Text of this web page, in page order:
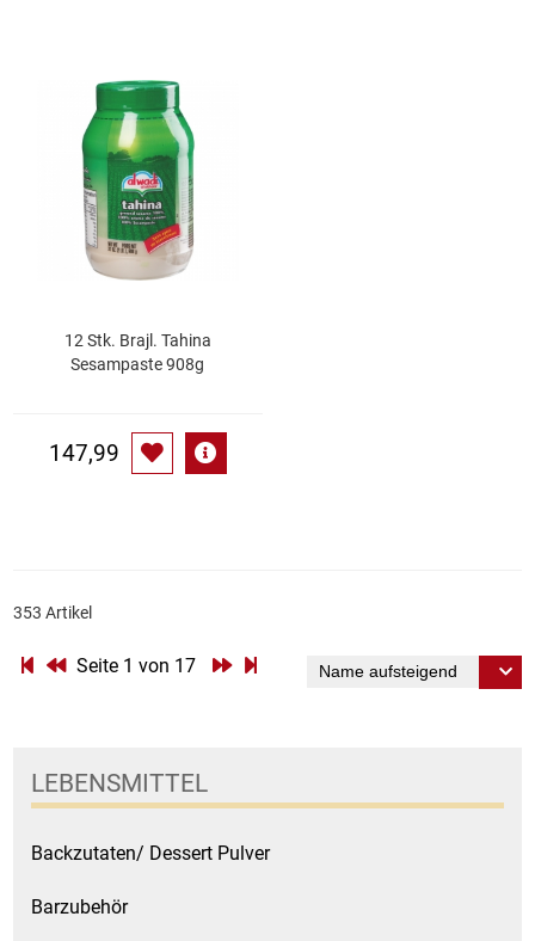
LEBENSMITTEL
Backzutaten/ Dessert Pulver
Barzubehör
12 Stk. Brajl. Tahina
Sesampaste 908g
147,99
353 Artikel
Seite 1 von 17